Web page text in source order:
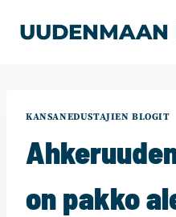
sisältöön
UUDENMAAN
KANSANEDUSTAJIEN BLOGIT
on pakko